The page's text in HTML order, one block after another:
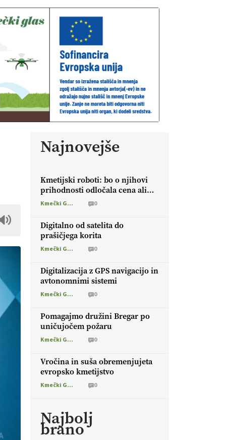
Najnovejše
Kmetijski roboti: bo o njihovi
prihodnosti odločala cena ali
prednosti za kmetijo?
Kmečki Glas 0
Digitalno od satelita do
prašičjega korita
Kmečki Glas 0
Digitalizacija z GPS navigacijo in
avtonomnimi sistemi
Kmečki Glas 0
Pomagajmo družini Bregar po
uničujočem požaru
Kmečki Glas 0
Vročina in suša obremenjujeta
evropsko kmetijstvo
Kmečki Glas 0
Najbolj
brano